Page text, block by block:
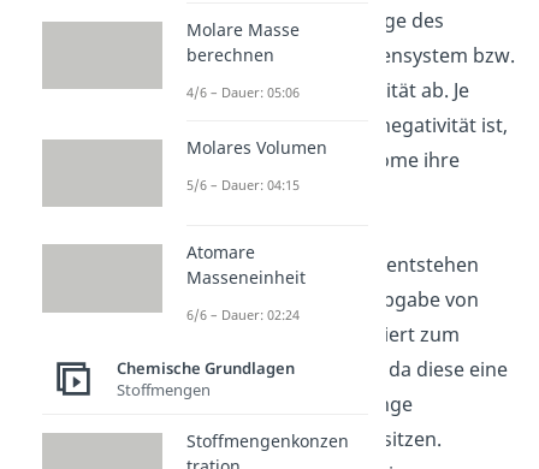
von der jeweiligen Lage des
Elementes im Periodensystem bzw.
seiner Elektronegativität ab. Je
niedriger die Elektronegativität ist,
desto eher geben Atome ihre
Elektronen ab.
Wie bereits erwähnt, entstehen
Kationen durch die Abgabe von
Elektronen. Das passiert zum
Beispiel bei Metallen, da diese eine
vergleichsweise geringe
Elektronegativität besitzen.
Molare Masse
berechnen
4/6 – Dauer: 05:06
Molares Volumen
5/6 – Dauer: 04:15
Atomare
Masseneinheit
6/6 – Dauer: 02:24
Chemische Grundlagen
Stoffmengen
Stoffmengenkonzen